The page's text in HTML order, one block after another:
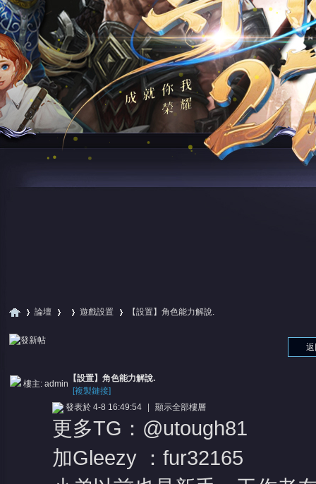
論壇 遊戲設置
›
【設置】角色能力解說.
返
樓主: admin
【設置】角色能力解說.
[複製鏈接]
發表於 4-8 16:49:54 顯示全部樓層
更多TG：@utough81
加Gleezy ：fur32165